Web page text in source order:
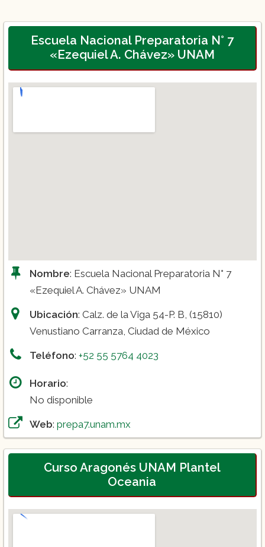
Escuela Nacional Preparatoria N° 7
«Ezequiel A. Chávez» UNAM
Nombre: Escuela Nacional Preparatoria N° 7
«Ezequiel A. Chávez» UNAM
Ubicación: Calz. de la Viga 54-P. B, (15810)
Venustiano Carranza, Ciudad de México
Teléfono: +52 55 5764 4023
Horario:
No disponible
Web: prepa7.unam.mx
Curso Aragonés UNAM Plantel
Oceania